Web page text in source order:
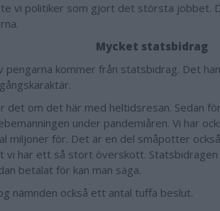
vi politiker som gjort det största jobbet.
Mycket statsbidrag
pengarna kommer från statsbidrag. Det
det om det här med heltidsresan. Sedan
under pandemiåren. Vi har
miljoner för. Det är en del småpotter
vi har ett så stort överskott.
betalat för kan man säga.
nämnden också ett antal tuffa beslut.